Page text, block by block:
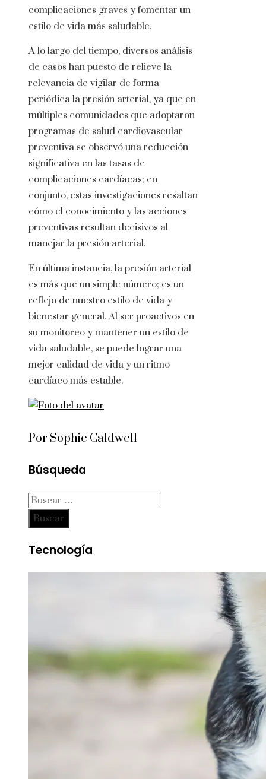
complicaciones graves y fomentar un
estilo de vida más saludable.
A lo largo del tiempo, diversos análisis
de casos han puesto de relieve la
relevancia de vigilar de forma
periódica la presión arterial, ya que en
múltiples comunidades que adoptaron
programas de salud cardiovascular
preventiva se observó una reducción
significativa en las tasas de
complicaciones cardíacas; en
conjunto, estas investigaciones resaltan
cómo el conocimiento y las acciones
preventivas resultan decisivos al
manejar la presión arterial.
En última instancia, la presión arterial
es más que un simple número; es un
reflejo de nuestro estilo de vida y
bienestar general. Al ser proactivos en
su monitoreo y mantener un estilo de
vida saludable, se puede lograr una
mejor calidad de vida y un ritmo
cardíaco más estable.
Por Sophie Caldwell
Búsqueda
Buscar:
Tecnología